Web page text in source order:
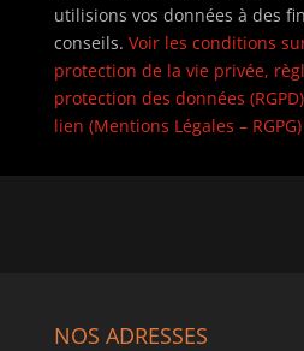
utilisions vos données à des
conseils. Voir les conditions
protection de la vie privée,
protection des données
lien (Mentions Légales – RGPG)
NOS ADRESSES